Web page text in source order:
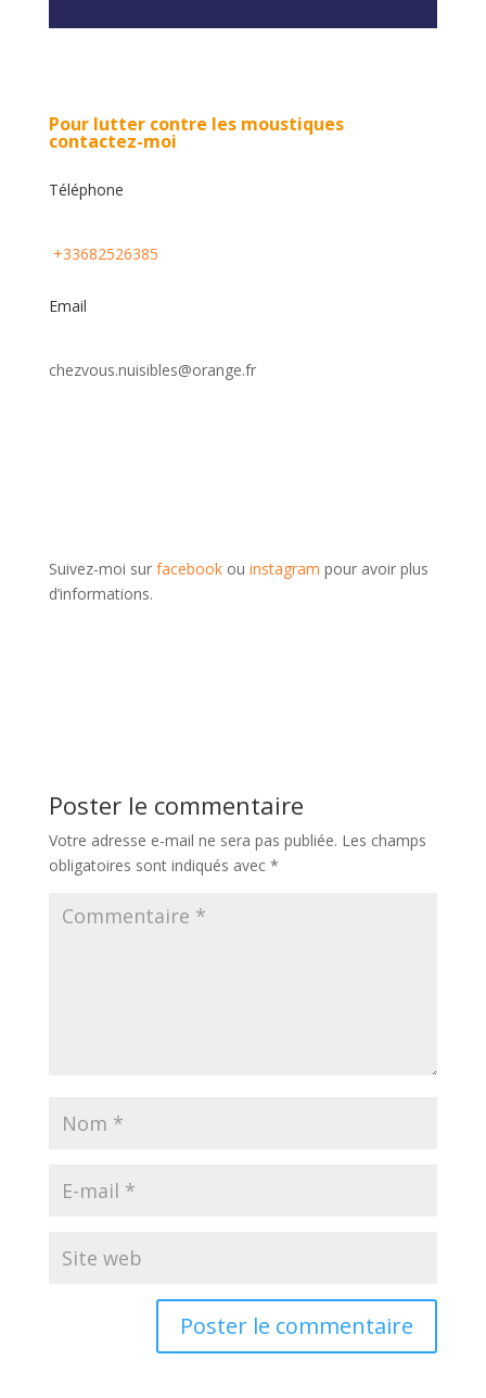
Pour lutter contre les moustiques
contactez-moi
Téléphone
+33682526385
Email
chezvous.nuisibles@orange.fr
Suivez-moi sur facebookou instagram pour avoir plus
d’informations.
Poster le commentaire
Votre adresse e-mail ne sera pas publiée. Les champs
obligatoires sont indiqués avec *